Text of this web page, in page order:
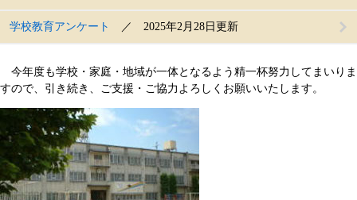
学校教育アンケート 2025年2月28日更新
今年度も学校・家庭・地域が一体となるよう精一杯努力してまいりま
すので、引き続き、ご支援・ご協力よろしくお願いいたします。